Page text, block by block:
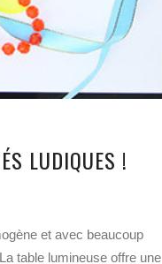
LUDIQUES !
et avec beaucoup
table lumineuse offre une